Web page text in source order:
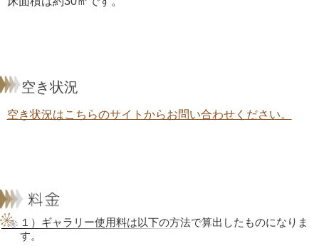
空き状況
空き状況はこちらのサイトからお問い合わせください。
１）ギャラリー使用料は以下の方法で算出したものになりま
す。